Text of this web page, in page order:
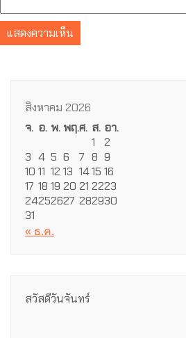
สิงหาคม 2026
จ. อ. พ.พฤ.ศ. ส. อา.
1
2
3 4 5 6 7 8 9
10 11 12 13 1415 16
17 18 19 20 21 2223
24252627 282930
31
« ธ.ค.
สวัสดีวันจันทร์